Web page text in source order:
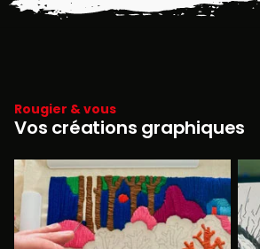
Rougier & vous
Vos créations graphiques